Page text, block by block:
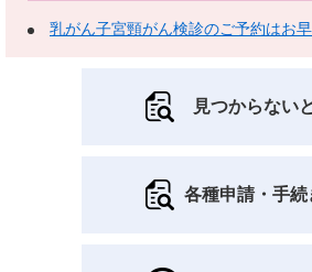
乳がん子宮頸がん検診のご予約はお早
見つからない
各種申請・手続